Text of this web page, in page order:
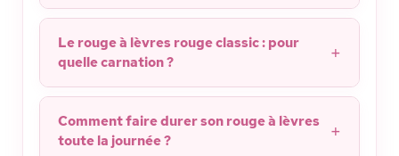
Le rouge à lèvres rouge classic : pour
quelle carnation ?
Comment faire durer son rouge à lèvres
toute la journée ?